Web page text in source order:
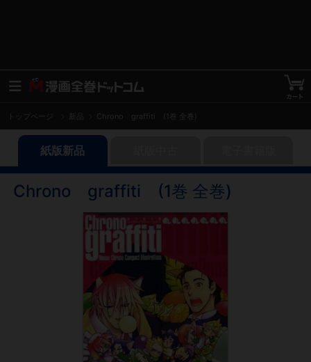
トップページ Chrono graffiti (1巻 全巻)
紙版新品
Chrono graffiti (1巻 全巻)